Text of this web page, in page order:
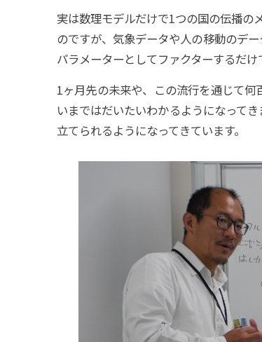
実は数理モデルだけで1つの国の伝播の
のですが、気象データや人の移動のデ
パラメーターとしてファクターするだけ
1ヶ月先の未来や、この流行を通じて
いまではだいたいわかるようになって
立てられるようになってきています。